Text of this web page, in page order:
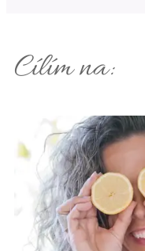
Cílím na: